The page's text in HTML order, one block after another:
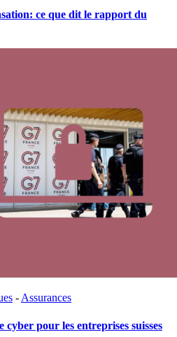
ce que dit le rapport du
- Assurances
pour les entreprises suisses